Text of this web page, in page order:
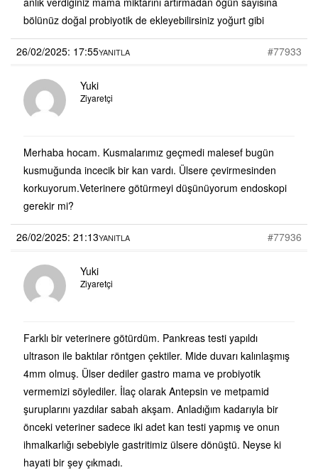
bölünüz doğal probiyotik de ekleyebilirsiniz yoğurt gibi
26/02/2025: 17:55 #77933
YANITLA
Yuki
Ziyaretçi
Merhaba hocam. Kusmalarımız geçmedi malesef bugün
kusmuğunda incecik bir kan vardı. Ülsere çevirmesinden
korkuyorum.Veterinere götürmeyi düşünüyorum endoskopi
gerekir mi?
26/02/2025: 21:13 #77936
YANITLA
Yuki
Ziyaretçi
Farklı bir veterinere götürdüm. Pankreas testi yapıldı
ultrason ile baktılar röntgen çektiler. Mide duvarı kalınlaşmış
4mm olmuş. Ülser dediler gastro mama ve probiyotik
vermemizi söylediler. İlaç olarak Antepsin ve metpamid
şuruplarını yazdılar sabah akşam. Anladığım kadarıyla bir
önceki veteriner sadece iki adet kan testi yapmış ve onun
ihmalkarlığı sebebiyle gastritimiz ülsere dönüştü. Neyse ki
hayati bir şey çıkmadı.